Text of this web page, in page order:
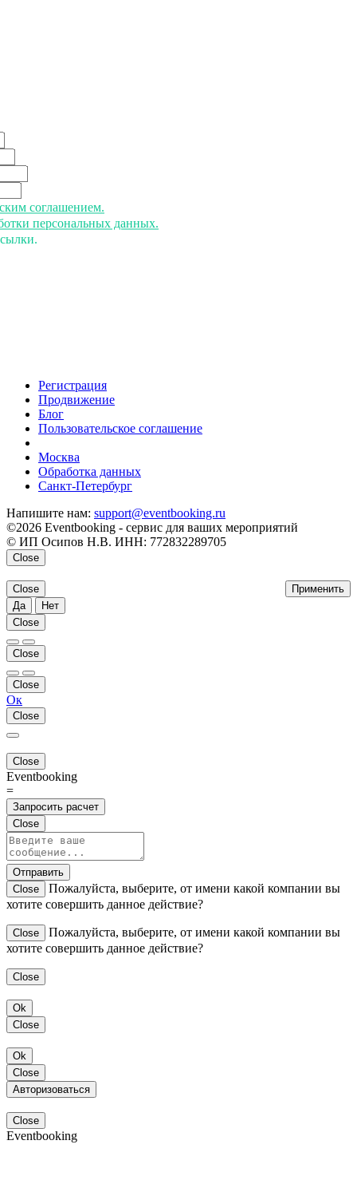
соглашением.
персональных данных.
Регистрация
Продвижение
Блог
Пользовательское соглашение
Москва
Обработка данных
Санкт-Петербург
Напишите нам: support@eventbooking.ru
©2026 Eventbooking - сервис для ваших мероприятий
© ИП Осипов Н.В. ИНН: 772832289705
Close
Применить
Close
Да
Нет
Close
Close
Close
Ок
Close
Close
Eventbooking
=
Запросить расчет
Close
Отправить
Close
Пожалуйста, выберите, от имени какой компании вы
хотите совершить данное действие?
Close
Пожалуйста, выберите, от имени какой компании вы
хотите совершить данное действие?
Close
Ok
Close
Ok
Close
Авторизоваться
Close
Eventbooking